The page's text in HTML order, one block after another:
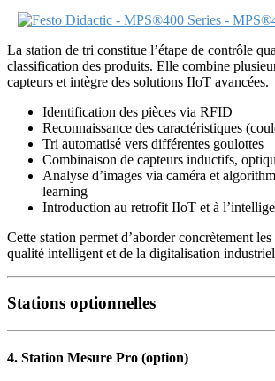
La station de tri constitue l’étape de contrôle
classification des produits. Elle combine
capteurs et intègre des solutions IIoT avancées.
Identification des pièces via RFID
Reconnaissance des caractéristiques
Tri automatisé vers différentes goulottes
Combinaison de capteurs inductifs,
Analyse d’images via caméra et
learning
Introduction au retrofit IIoT et à
Cette station permet d’aborder concrètement
qualité intelligent et de la digitalisation
Stations optionnelles
4. Station Mesure Pro (option)